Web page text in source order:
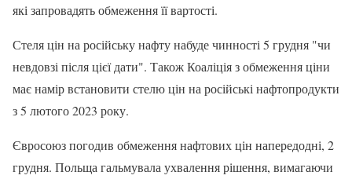
які запровадять обмеження її вартості.
Стеля цін на російську нафту набуде чинності 5 грудня "чи
невдовзі після цієї дати". Також Коаліція з обмеження ціни
має намір встановити стелю цін на російські нафтопродукти
з 5 лютого 2023 року.
Євросоюз погодив обмеження нафтових цін напередодні, 2
грудня. Польща гальмувала ухвалення рішення, вимагаючи